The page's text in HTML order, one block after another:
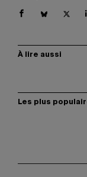
À lire aussi
Les plus